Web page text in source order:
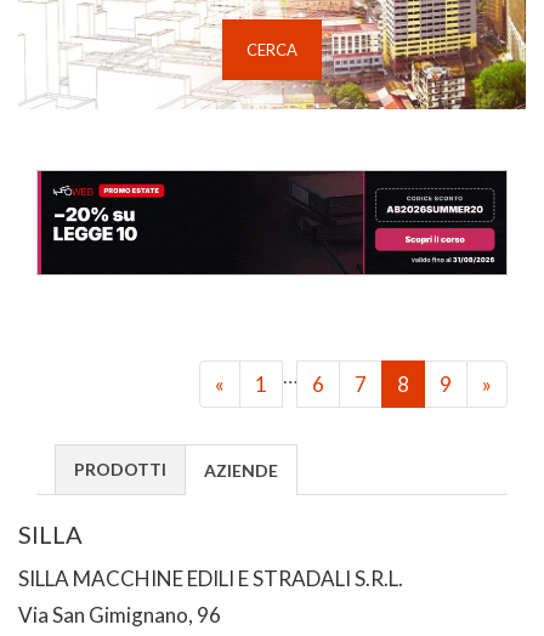
« 1 … 6 7 8 9 »
PRODOTTI AZIENDE
SILLA
SILLA MACCHINE EDILI E STRADALI S.R.L.
Via San Gimignano, 96